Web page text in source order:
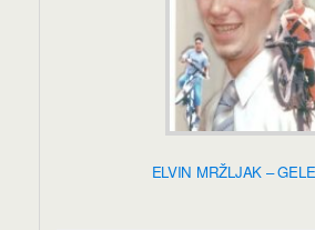
ELVIN MRŽLJAK –